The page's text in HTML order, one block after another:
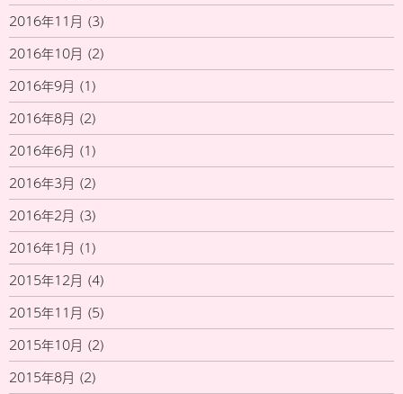
2016年11月 (3)
2016年10月 (2)
2016年9月 (1)
2016年8月 (2)
2016年6月 (1)
2016年3月 (2)
2016年2月 (3)
2016年1月 (1)
2015年12月 (4)
2015年11月 (5)
2015年10月 (2)
2015年8月 (2)